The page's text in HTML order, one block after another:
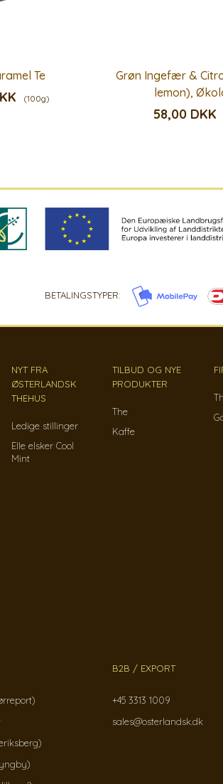
Te
(100g)
Grøn Ingefær &
lemon),
58,00 DKK
BETALINGSTYPER:
NYT FRA
ØSTERLANDSK
THEHUS
Ledige stillinger
Elle elsker Cool
Mint
TILBUD OG NYE
PRODUKTER
The
Kaffe
B2B / EXPORT
+45 3313 1009
sales@osterlandsk.dk